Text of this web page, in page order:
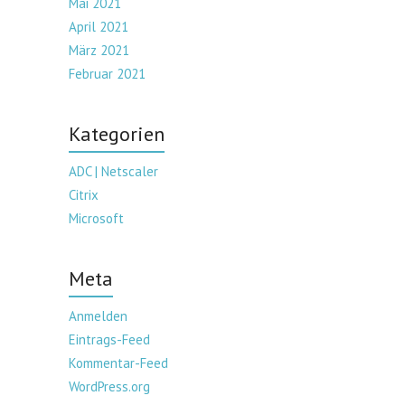
Mai 2021
April 2021
März 2021
Februar 2021
Kategorien
ADC | Netscaler
Citrix
Microsoft
Meta
Anmelden
Eintrags-Feed
Kommentar-Feed
WordPress.org